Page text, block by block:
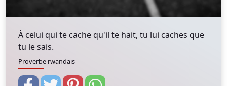
À celui qui te cache qu'il te hait, tu lui caches que
tu le sais.
Proverbe rwandais